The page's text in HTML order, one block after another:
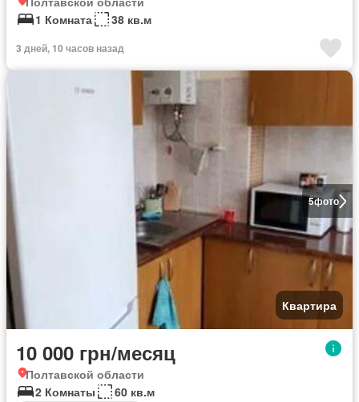
1 Комната
38 кв.м
3 дней, 10 часов назад
5фото
Квартира
10 000 грн/месяц
Полтавской области
2 Комнаты
60 кв.м